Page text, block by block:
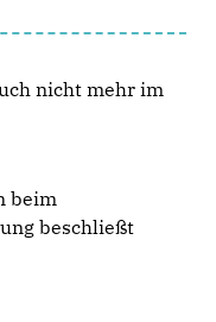
nicht mehr im
beim
beschließt